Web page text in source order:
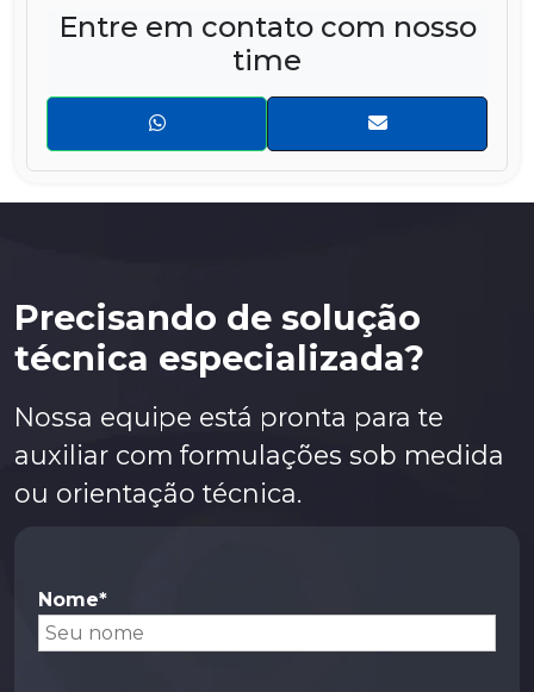
Condutores Centrais
Gaussmeter PM200 – Medidor de Campo Magnético
Indicador de Magnetismo Residual
Magnaglo 14A – Partícula Magnética
Magnaglo 14AM
Magnaglo 410 Redi-Bath BR
Magnaglo AX-52
Magnaglo Carrier II
Magnavis 7C Black
Magnavis 7HF BLACK
Entre em contato com nosso
time
Precisando de solução
técnica especializada?
Nossa equipe está pronta para te
auxiliar com formulações sob medida
ou orientação técnica.
Nome*